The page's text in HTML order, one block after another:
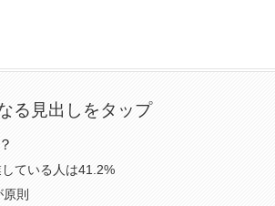
る見出しをタップ
ている人は41.2%
原則